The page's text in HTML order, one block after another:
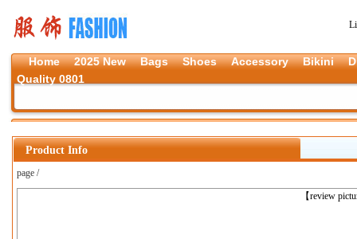
Home 2025 New Bags Shoes Accessory Bikini
Quality 0801
Product Info
page /
【review
上一张